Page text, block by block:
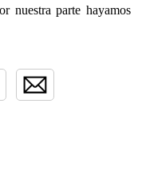
nuestra parte hayamos